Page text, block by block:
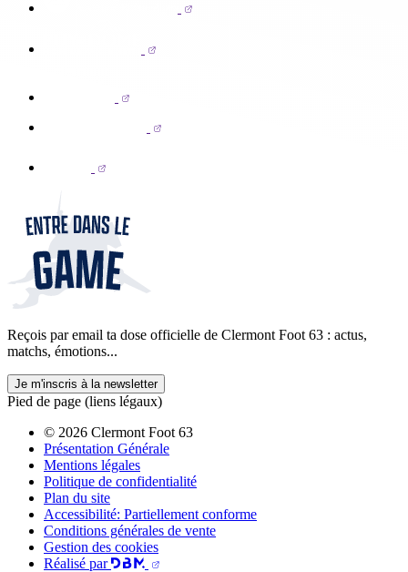
Reçois par email ta dose officielle de Clermont Foot 63 : actus,
matchs, émotions...
Je m'inscris à la newsletter
Pied de page (liens légaux)
© 2026 Clermont Foot 63
Présentation Générale
Mentions légales
Politique de confidentialité
Plan du site
Accessibilité: Partiellement conforme
Conditions générales de vente
Gestion des cookies
Réalisé par